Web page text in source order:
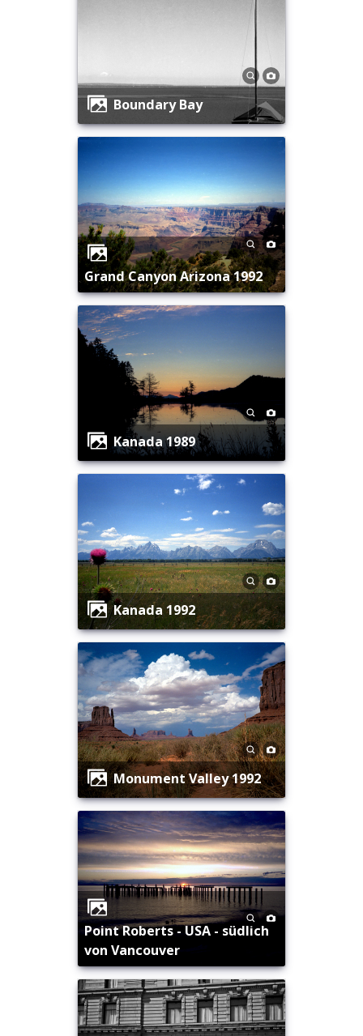
Boundary Bay
Grand Canyon Arizona 1992
Kanada 1989
Kanada 1992
Monument Valley 1992
Point Roberts - USA - südlich
von Vancouver